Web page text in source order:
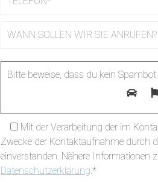
Bitte beweise, dass du kein
Mit der Verarbeitung der im
Zwecke der Kontaktaufnahme durch
einverstanden. Nähere Informationen
Datenschutzerklärung.*